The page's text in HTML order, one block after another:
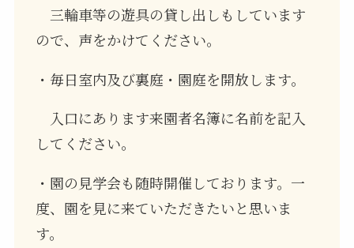
三輪車等の遊具の貸し出しもしています
ので、声をかけてください。
・毎日室内及び裏庭・園庭を開放します。
入口にあります来園者名簿に名前を記入
してください。
・園の見学会も随時開催しております。一
度、園を見に来ていただきたいと思いま
す。